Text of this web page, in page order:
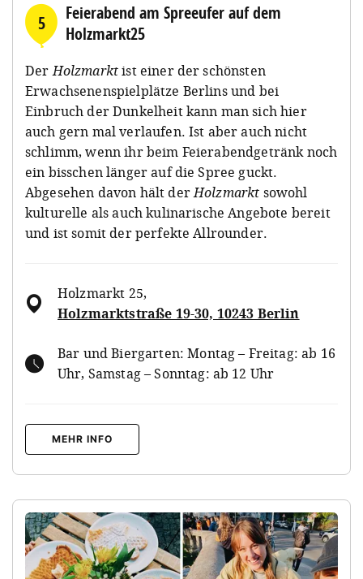
5
Feierabend am Spreeufer auf dem
Holzmarkt25
DerHolzmarktist einer der schönsten
Erwachsenenspielplätze Berlins und bei
Einbruch der Dunkelheit kann man sich hier
auch gern mal verlaufen. Ist aber auch nicht
schlimm, wenn ihr beim Feierabendgetränk noch
ein bisschen länger auf die Spree guckt.
Abgesehen davon hält derHolzmarkt sowohl
kulturelle als auch kulinarische Angebote bereit
und ist somit der perfekte Allrounder.
Holzmarkt 25,
Holzmarktstraße 19-30, 10243 Berlin
Bar und Biergarten: Montag – Freitag: ab 16
Uhr, Samstag – Sonntag: ab 12 Uhr
MEHR INFO